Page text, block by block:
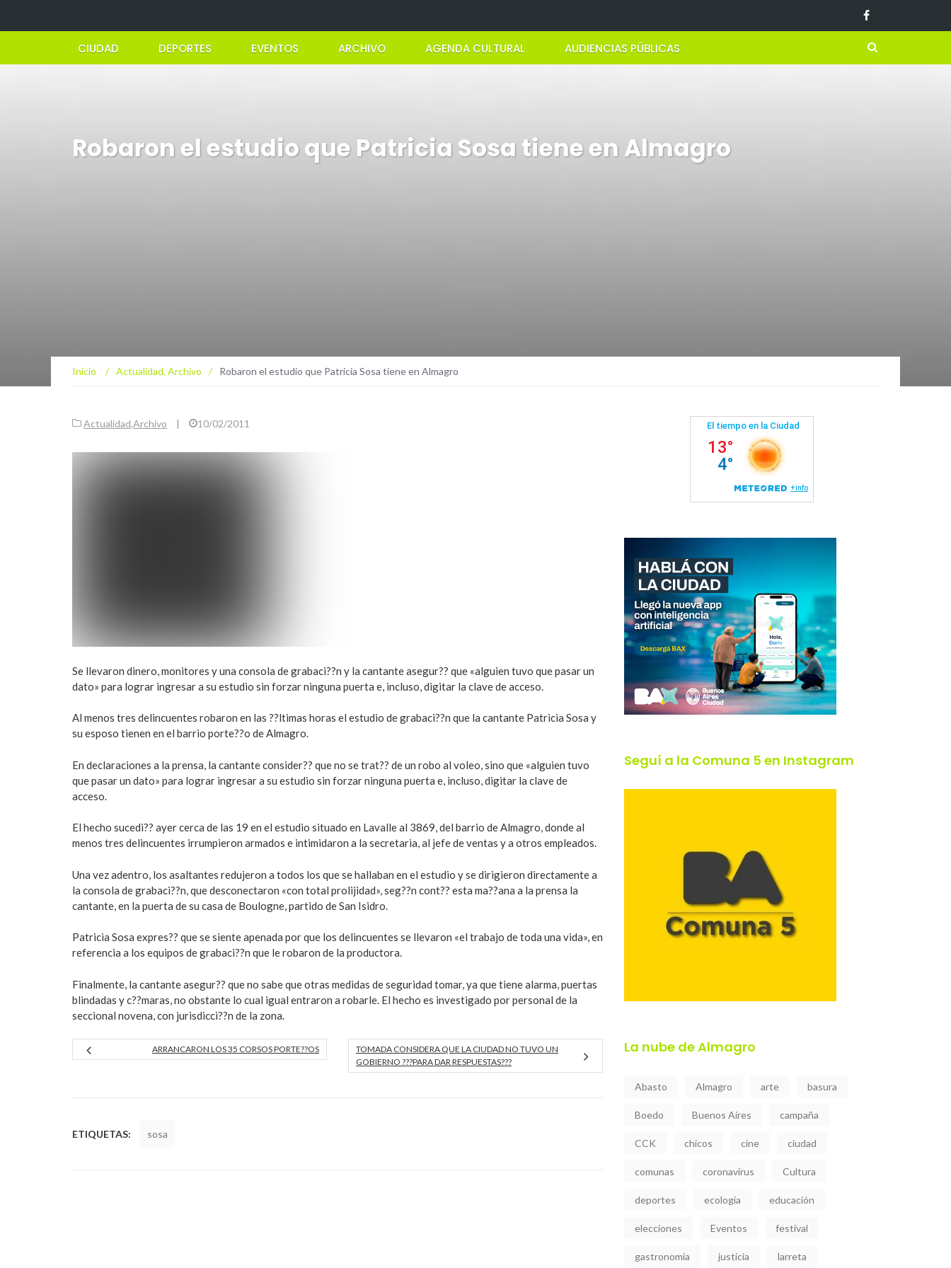
CIUDAD DEPORTES EVENTOS ARCHIVO AGENDA CULTURAL AUDIENCIAS PÚBLICAS
Robaron el estudio que Patricia Sosa tiene en Almagro
Inicio / Actualidad, Archivo / Robaron el estudio que Patricia Sosa tiene en Almagro
Actualidad,Archivo | 10/02/2011
Se llevaron dinero, monitores y una consola de grabaci??n y la cantante asegur?? que «alguien tuvo que pasar un
dato» para lograr ingresar a su estudio sin forzar ninguna puerta e, incluso, digitar la clave de acceso.
Al menos tres delincuentes robaron en las ??ltimas horas el estudio de grabaci??n que la cantante Patricia Sosa y
su esposo tienen en el barrio porte??o de Almagro.
En declaraciones a la prensa, la cantante consider?? que no se trat?? de un robo al voleo, sino que «alguien tuvo
que pasar un dato» para lograr ingresar a su estudio sin forzar ninguna puerta e, incluso, digitar la clave de
acceso.
El hecho sucedi?? ayer cerca de las 19 en el estudio situado en Lavalle al 3869, del barrio de Almagro, donde al
menos tres delincuentes irrumpieron armados e intimidaron a la secretaria, al jefe de ventas y a otros empleados.
Una vez adentro, los asaltantes redujeron a todos los que se hallaban en el estudio y se dirigieron directamente a
la consola de grabaci??n, que desconectaron «con total prolijidad», seg??n cont?? esta ma??ana a la prensa la
cantante, en la puerta de su casa de Boulogne, partido de San Isidro.
Patricia Sosa expres?? que se siente apenada por que los delincuentes se llevaron «el trabajo de toda una vida», en
referencia a los equipos de grabaci??n que le robaron de la productora.
Finalmente, la cantante asegur?? que no sabe que otras medidas de seguridad tomar, ya que tiene alarma, puertas
blindadas y c??maras, no obstante lo cual igual entraron a robarle. El hecho es investigado por personal de la
seccional novena, con jurisdicci??n de la zona.
ARRANCARON LOS 35 CORSOS PORTE??OS
TOMADA CONSIDERA QUE LA CIUDAD NO TUVO UN
GOBIERNO ???PARA DAR RESPUESTAS???
ETIQUETAS: sosa
Seguí a la Comuna 5 en Instagram
La nube de Almagro
Abasto Almagro arte basura
Boedo Buenos Aires campaña
CCK chicos cine ciudad
comunas coronavirus Cultura
deportes ecología educación
elecciones Eventos festival
gastronomía justicia larreta